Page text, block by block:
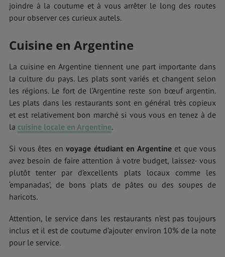
joindre à la coutume et à vous arrêter le long des routes
pour observer ces curieux autels.
Cuisine en Argentine
La cuisine en Argentine tiennent une part importante dans
la culture du pays. Les plats sont variés et changent selon
les régions. Le fort de l’Argentine reste son bœuf argentin.
Les plats dans les restaurants sont en général très copieux
et est relativement bon marché si vous vous en tenez à de
la cuisine locale en Argentine.
Si vous êtes en voyage étudiant en Argentineet que vous
avez besoin de faire attention à votre budget, laissez- vous
plutôt tenter par d’excellents plats locaux comme les
‘empanadas’, de bons plats de pâtes ou des soupes de
haricots.
Attention, le service dans les restaurants n’est pas toujours
inclus et il est de coutume d’ajouter environ 10% de la note
pour le service.